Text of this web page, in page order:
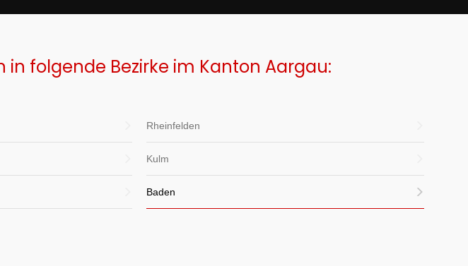
folgende Bezirke im Kanton Aargau:
Rheinfelden
Kulm
Baden